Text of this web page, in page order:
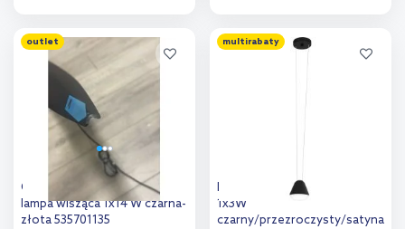
Dodaj do
porównania
Dodaj do
outlet
Outlet - Elkim Lighting Buket
lampa wisząca 1x14 W czarna-
złota 535701135
multirabaty
Eglo Palbieta lampa wisząca
1x3W
czarny/przezroczysty/satyna